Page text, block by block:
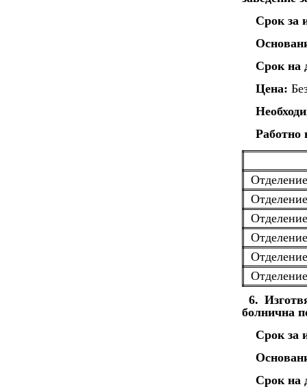
Срок за
Срок на
Цена:
Работно
6.
болнична
Срок за
Срок на